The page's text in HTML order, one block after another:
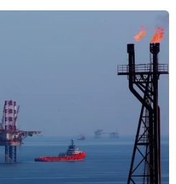
họa. (Nguồn: AFP)
loại virus chưa rõ nguồn
triệu chứng bao gồm ho
độ, trong khi xét
đều cho kết quả âm tính.